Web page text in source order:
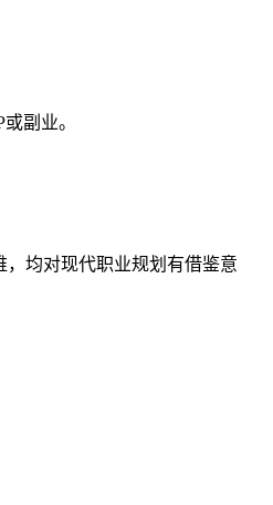
副业。
均对现代职业规划有借鉴意